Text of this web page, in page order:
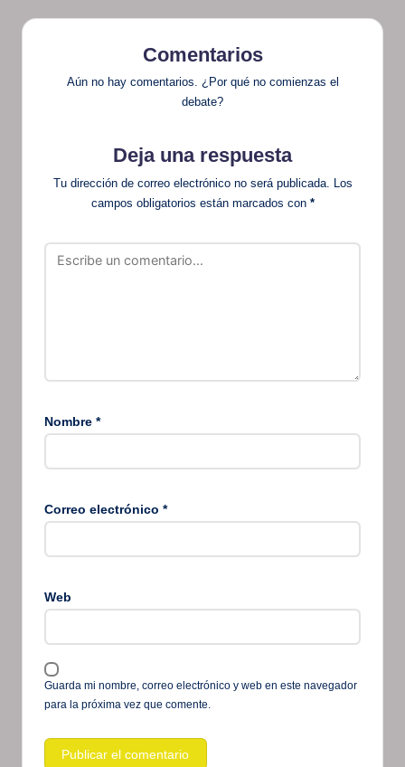
Comentarios
Aún no hay comentarios. ¿Por qué no comienzas el
debate?
Deja una respuesta
Tu dirección de correo electrónico no será publicada. Los
campos obligatorios están marcados con *
Nombre *
Correo electrónico *
Web
Guarda mi nombre, correo electrónico y web en este navegador
para la próxima vez que comente.